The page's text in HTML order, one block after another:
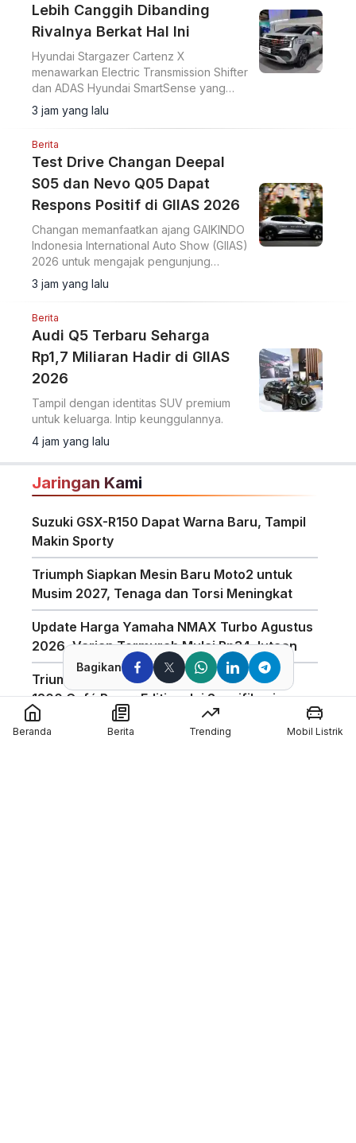
Lebih Canggih Dibanding
Rivalnya Berkat Hal Ini
Hyundai Stargazer Cartenz X
menawarkan Electric Transmission Shifter
dan ADAS Hyundai SmartSense yang
lebih lengkap. Simak harga Hyundai
Stargazer Cartenz X terbaru mulai Rp350
3 jam yang lalu
Berita
Test Drive Changan Deepal
S05 dan Nevo Q05 Dapat
Respons Positif di GIIAS 2026
Changan memanfaatkan ajang GAIKINDO
Indonesia International Auto Show (GIIAS)
2026 untuk mengajak pengunjung
merasakan langsung performa dua
model terbarunya, Changan Deepal S05
3 jam yang lalu
Berita
Audi Q5 Terbaru Seharga
Rp1,7 Miliaran Hadir di GIIAS
2026
Tampil dengan identitas SUV premium
untuk keluarga. Intip keunggulannya.
4 jam yang lalu
Jaringan Kami
Suzuki GSX-R150 Dapat Warna Baru, Tampil
Makin Sporty
Triumph Siapkan Mesin Baru Moto2 untuk
Musim 2027, Tenaga dan Torsi Meningkat
Update Harga Yamaha NMAX Turbo Agustus
2026, Varian Termurah Mulai Rp34 Jutaan
Triumph Indonesia Luncurkan Speed Twin
1200 Café Racer Edition, Ini Spesifikasinya
Harga Motor Listrik Polytron di GIIAS 2026
Bagikan
Beranda Berita Trending Mobil Listrik